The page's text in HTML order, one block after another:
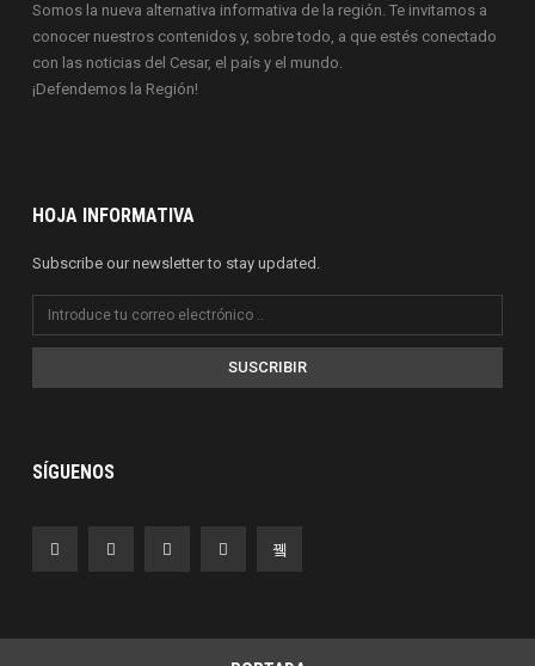
Somos la nueva alternativa informativa de la región. Te invitamos a
conocer nuestros contenidos y, sobre todo, a que estés conectado
con las noticias del Cesar, el país y el mundo.
¡Defendemos la Región!
HOJA INFORMATIVA
Subscribe our newsletter to stay updated.
SUSCRIBIR
SÍGUENOS